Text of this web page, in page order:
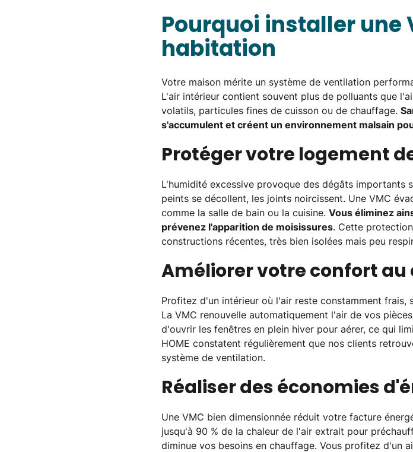
Pourquoi installer une
habitation
Votre maison mérite un système de ventilation
L'air intérieur contient souvent plus de polluants que
volatils, particules fines de cuisson ou de chauffage.
s'accumulent et créent un environnement malsain
Protéger votre logement
L'humidité excessive provoque des dégâts importants
peints se décollent, les joints noircissent. Une VMC
comme la salle de bain ou la cuisine. Vous éliminez
prévenez l'apparition de moisissures. Cette
constructions récentes, très bien isolées mais peu
Améliorer votre confort au
Profitez d'un intérieur où l'air reste constamment frais,
La VMC renouvelle automatiquement l'air de vos
d'ouvrir les fenêtres en plein hiver pour aérer, ce qui
HOME constatent régulièrement que nos clients
système de ventilation.
Réaliser des économies
Une VMC bien dimensionnée réduit votre facture
jusqu'à 90 % de la chaleur de l'air extrait pour
diminue vos besoins en chauffage. Vous profitez d'un